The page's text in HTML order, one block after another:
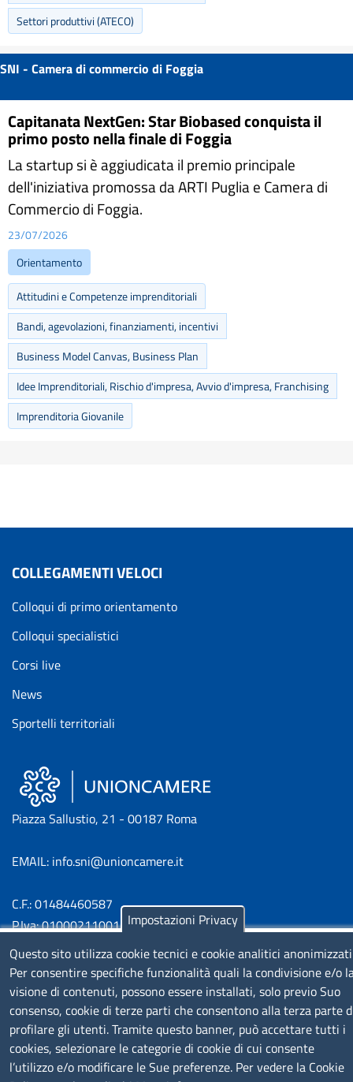
Settori produttivi (ATECO)
SNI - Camera di commercio di Foggia
Capitanata NextGen: Star Biobased conquista il
primo posto nella finale di Foggia
La startup si è aggiudicata il premio principale
dell'iniziativa promossa da ARTI Puglia e Camera di
Commercio di Foggia.
23/07/2026
Orientamento
Attitudini e Competenze imprenditoriali
Bandi, agevolazioni, finanziamenti, incentivi
Business Model Canvas, Business Plan
Idee Imprenditoriali, Rischio d'impresa, Avvio d'impresa, Franchising
Imprenditoria Giovanile
COLLEGAMENTI VELOCI
Colloqui di primo orientamento
Colloqui specialistici
Corsi live
News
Sportelli territoriali
Piazza Sallustio, 21 - 00187 Roma
EMAIL: info.sni@unioncamere.it
C.F.: 01484460587
P.Iva: 01000211001
SERVIZIO REALIZZATO DA
Impostazioni Privacy
Questo sito utilizza cookie tecnici e cookie analitici
Per consentire specifiche funzionalità quali la condivisione e/o
visione di contenuti, possono essere installati, solo previo Suo
consenso, cookie di terze parti che consentono alla terza parte
profilare gli utenti. Tramite questo banner, può accettare tutti i
cookies, selezionare le categorie di cookie di cui consente
l’utilizzo e/o modificare le Sue preferenze. Per vedere la Cookie